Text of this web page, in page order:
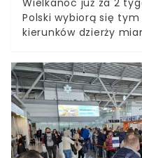
Polski wybiorą się
kierunków dzierży
polecą Polacy,
z Kiwi.com.Póki co,
wielkanocny urlop uda
Krakowie i Gdańsku,
najchętniej
podróży. Gdzie już
wypoczywać?